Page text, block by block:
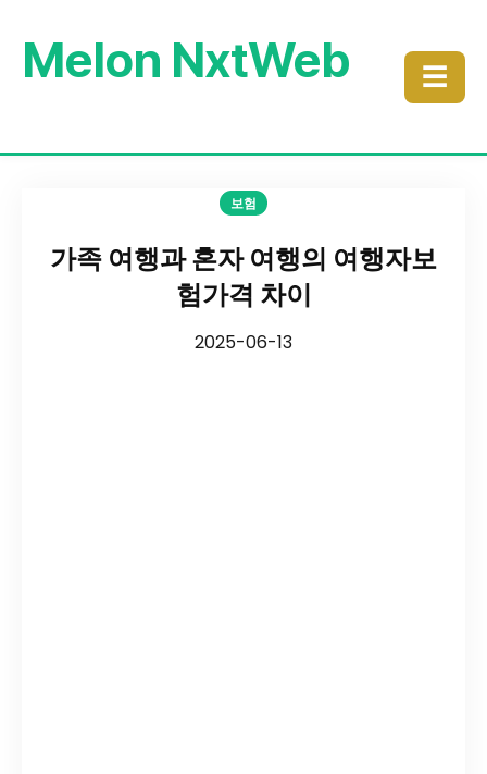
Melon NxtWeb ☰
보험
가족 여행과 혼자 여행의 여행자보
험가격 차이
2025-06-13